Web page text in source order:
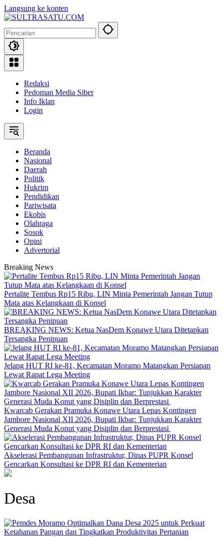
Langsung ke konten
Redaksi
Pedoman Media Siber
Info Iklan
Login
Beranda
Nasional
Daerah
Politik
Hukrim
Pendidikan
Pariwisata
Ekobis
Olahraga
Sosok
Opini
Advertorial
Breaking News
‎Pertalite Tembus Rp15 Ribu, LIN Minta Pemerintah Jangan Tutup
Mata atas Kelangkaan di Konsel
BREAKING NEWS: Ketua NasDem Konawe Utara Ditetapkan
Tersangka Penipuan
‎Jelang HUT RI ke-81, Kecamatan Moramo Matangkan Persiapan
Lewat Rapat Lega Meeting
‎Kwarcab Gerakan Pramuka Konawe Utara Lepas Kontingen
Jambore Nasional XII 2026, Bupati Ikbar: Tunjukkan Karakter
Generasi Muda Konut yang Disiplin dan Berprestasi ‎
Akselerasi Pembangunan Infrastruktur, Dinas PUPR Konsel
Gencarkan Konsultasi ke DPR RI dan Kementerian
Desa